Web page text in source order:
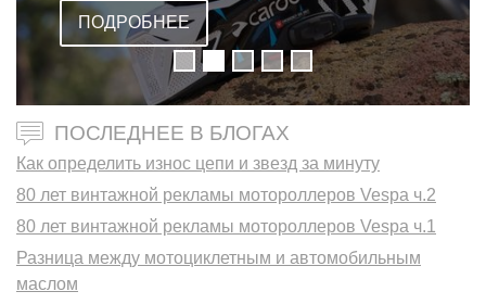
ПОДРОБНЕЕ
ПОСЛЕДНЕЕ В БЛОГАХ
Как определить износ цепи и звезд за минуту
80 лет винтажной рекламы мотороллеров Vespa ч.2
80 лет винтажной рекламы мотороллеров Vespa ч.1
Разница между мотоциклетным и автомобильным
маслом